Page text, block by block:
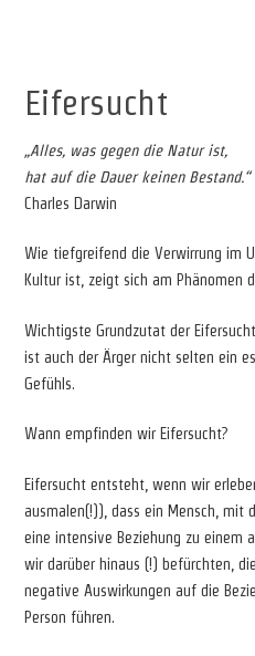
Eifersucht
„Alles, was gegen die Natur ist,
hat auf die Dauer keinen Bestand.“
Charles Darwin
Wie tiefgreifend die Verwirrung im
Kultur ist, zeigt sich am Phänomen
Wichtigste Grundzutat der
ist auch der Ärger nicht selten ein
Gefühls.
Wann empfinden wir Eifersucht?
Eifersucht entsteht, wenn wir
ausmalen(!)), dass ein Mensch, mit
eine intensive Beziehung zu einem
wir darüber hinaus (!) befürchten,
negative Auswirkungen auf die
Person führen.